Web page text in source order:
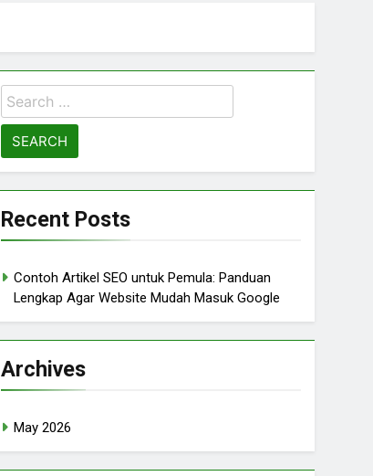
Recent Posts
Contoh Artikel SEO untuk Pemula: Panduan
Lengkap Agar Website Mudah Masuk Google
Archives
May 2026